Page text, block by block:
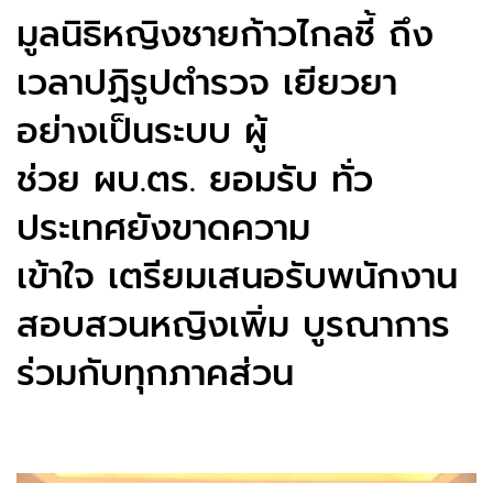
มูลนิธิหญิงชายก้าวไกลชี้ ถึง
เวลาปฏิรูปตำรวจ เยียวยา
อย่างเป็นระบบ ผู้
ช่วย ผบ.ตร. ยอมรับ ทั่ว
ประเทศยังขาดความ
เข้าใจ เตรียมเสนอรับพนักงาน
สอบสวนหญิงเพิ่ม บูรณาการ
ร่วมกับทุกภาคส่วน